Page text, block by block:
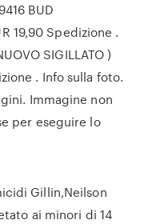
BUD
19,90 Spedizione .
SIGILLATO )
. Info sulla foto.
Immagine non
per eseguire lo
Gillin,Neilson
ai minori di 14